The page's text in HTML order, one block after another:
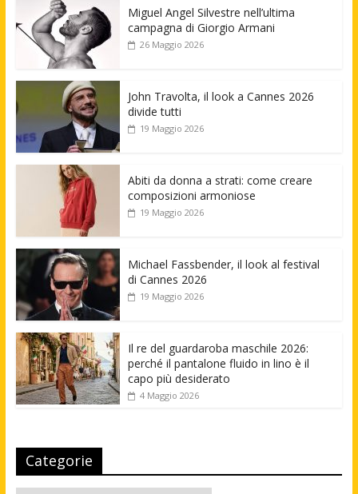
Miguel Angel Silvestre nell’ultima
campagna di Giorgio Armani
26 Maggio 2026
John Travolta, il look a Cannes 2026
divide tutti
19 Maggio 2026
Abiti da donna a strati: come creare
composizioni armoniose
19 Maggio 2026
Michael Fassbender, il look al festival
di Cannes 2026
19 Maggio 2026
Il re del guardaroba maschile 2026:
perché il pantalone fluido in lino è il
capo più desiderato
4 Maggio 2026
Categorie